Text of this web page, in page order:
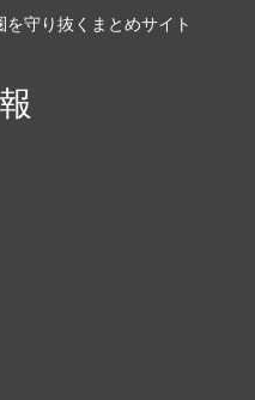
守り抜くまとめサイト